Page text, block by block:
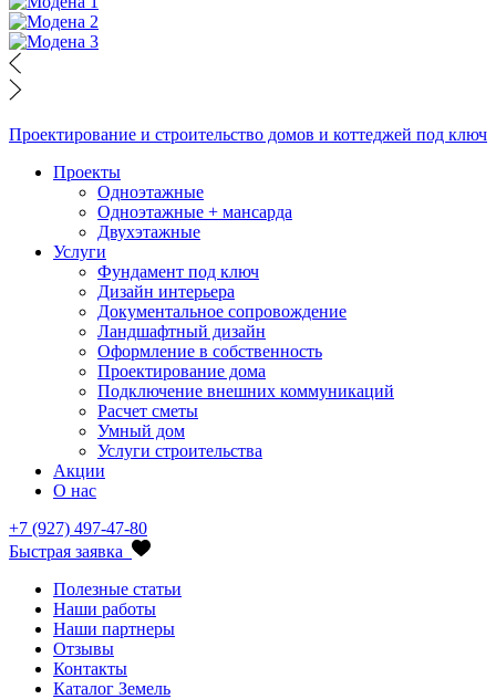
Проектирование и строительство домов и коттеджей под ключ
Проекты
Одноэтажные
Одноэтажные + мансарда
Двухэтажные
Услуги
Фундамент под ключ
Дизайн интерьера
Документальное сопровождение
Ландшафтный дизайн
Оформление в собственность
Проектирование дома
Подключение внешних коммуникаций
Расчет сметы
Умный дом
Услуги строительства
Акции
О нас
+7 (927) 497-47-80
Быстрая заявка
Полезные статьи
Наши работы
Наши партнеры
Отзывы
Контакты
Каталог Земель